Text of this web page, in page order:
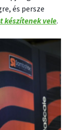
és persze
készítenek vele.